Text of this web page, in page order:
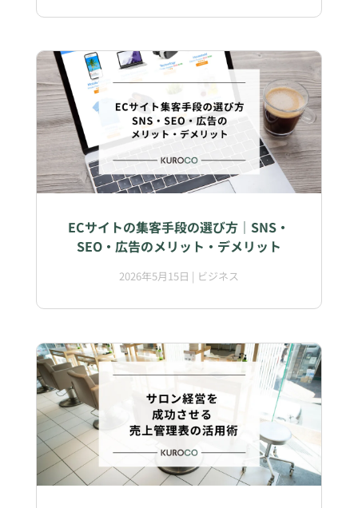
ECサイトの集客手段の選び方｜SNS・
SEO・広告のメリット・デメリット
2026年5月15日 | ビジネス